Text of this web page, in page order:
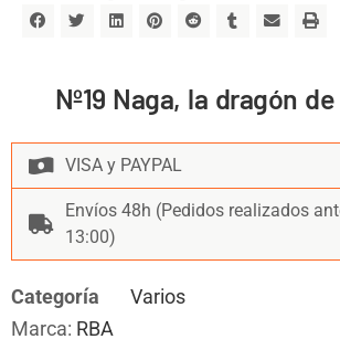
Nº19 Naga, la dragón
VISA y PAYPAL
Envíos 48h (Pedidos realizados
13:00)
Categoría
Varios
Marca: RBA